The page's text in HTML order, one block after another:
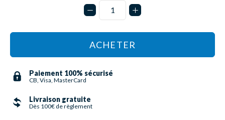
ACHETER
Paiement 100% sécurisé
CB, Visa, MasterCard
Livraison gratuite
Dès 100€ de règlement